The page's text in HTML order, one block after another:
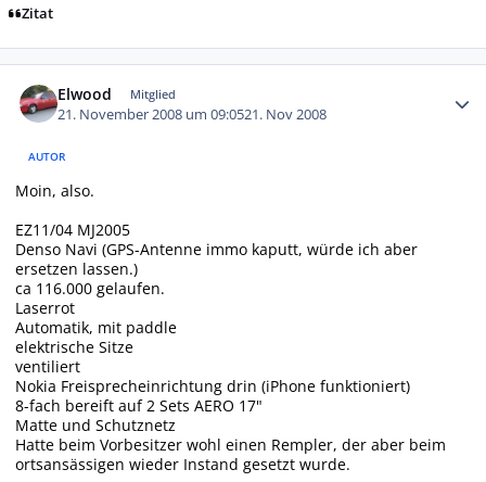
Zitat
Elwood Mitglied
21. November 2008 um 09:0521. Nov 2008
AUTOR
Moin, also.
EZ11/04 MJ2005
Denso Navi (GPS-Antenne immo kaputt, würde ich aber
ersetzen lassen.)
ca 116.000 gelaufen.
Laserrot
Automatik, mit paddle
elektrische Sitze
ventiliert
Nokia Freisprecheinrichtung drin (iPhone funktioniert)
8-fach bereift auf 2 Sets AERO 17"
Matte und Schutznetz
Hatte beim Vorbesitzer wohl einen Rempler, der aber beim
ortsansässigen wieder Instand gesetzt wurde.